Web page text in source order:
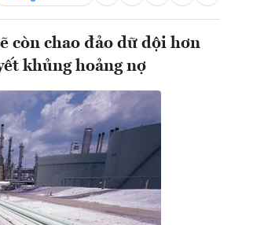
còn chao đảo dữ dội hơn
khủng hoảng nợ